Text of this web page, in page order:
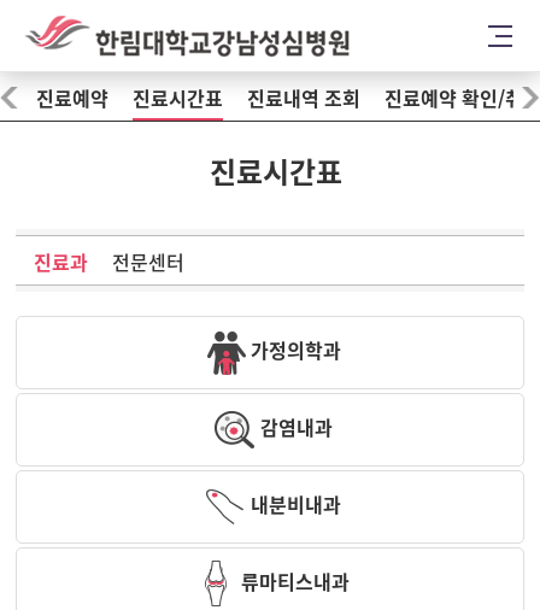
진료예약 진료시간표 진료내역 조회 진료예약 확인/취
진료시간표
진료과 전문센터
가정의학과
감염내과
내분비내과
류마티스내과